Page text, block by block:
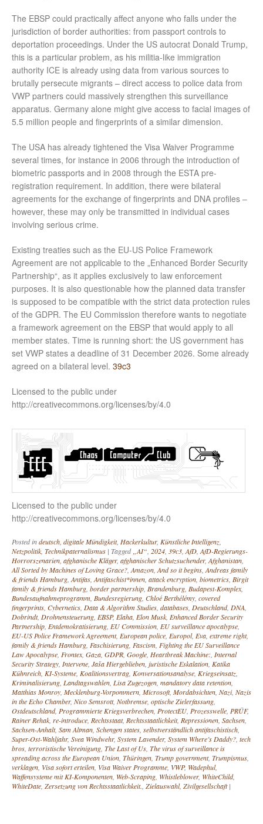
The EBSP could practically affect anyone who falls under the
jurisdiction of border authorities: from passport controls to
deportation proceedings. Under the US autocrat Donald Trump,
this is a particular problem, as his militia-like immigration
authority ICE is already using data from various sources to
brutally persecute migrants – direct access to police data from
VWP partners could massively strengthen this surveillance
apparatus. Germany alone might give access to facial images of
5.5 million people and fingerprints of a similar dimension.
The USA has already tightened the Visa Waiver Programme
several times, for instance in 2006 through the introduction of
biometric passports and in 2008 through the ESTA pre-
registration requirement. In addition, there were bilateral
agreements for the exchange of fingerprints and DNA profiles –
however, these may only be transmitted in individual cases
involving serious crime.
Existing treaties such as the EU-US Police Framework
Agreement are not applicable to the „Enhanced Border Security
Partnership“, as it applies exclusively to law enforcement
purposes. It is also questionable how the planned data transfer
is supposed to be compatible with the strict data protection rules
of the GDPR. The EU Commission therefore wants to negotiate
a framework agreement on the EBSP that would apply to all
member states. Time is running short: the US government has
set VWP states a deadline of 31 December 2026. Some already
agreed on a bilateral level. 39c3
Licensed to the public under
http://creativecommons.org/licenses/by/4.0
Licensed to the public under
http://creativecommons.org/licenses/by/4.0
Posted indeutsch digitale Mündigkeit, Hackerkultur, Künstliche Intelligenz
Netzpolitik Technikpaternalismus | Tagged „AI“ 2024 39c3 AfD AfD-Regierungs-
Horrorszenarien afghanische Kläger, afghanischer Schutzsuchender, Afghanistan
All Sorted by Machines of Loving Grace? Amazon And so it begins Andreas family
& friends Hamburg Antifas Antifaschist*innen attack encryption biometrics Birgit
family & friends Hamburg border partnership Brandenburg Budapest-Komplex,
Bundesaufnahmeprogramm Bundesregierung Chloé Berthélémy covered
fingerprints Cybernetics Data & Algorithm Studies databases Deutschland, DNA
Dobrindt, Drohnensteuerung EBSP, Elaha Elon Musk Enhanced Border Security
Partnership Entdemokratisierung EU Commission EU surveillance apocalypse
EU-US Police Framework Agreement, European police Europol, Eva extreme right,
family & friends Hamburg Faschisierung Fascism Fighting the EU Surveillance
Law Apocalypse Frontex, Gaza GDPR Google Heartbreak Machine: Internal
Security Strategy Intervene Jaša Hiergeblieben juristische Eskalation Katika
Kühnreich KI-Systeme Koalitionsvertrag Konversationsanalyse Kriegseinsatz
Kriminalisierung Landtagswahlen Lisa Zugezogen mandatory data retention
Matthias Monroy Mecklenburg-Vorpommern Microsoft, Mordabsichten Nazi, Nazis
in the Echo Chamber, Nico Semsrott, Notbremse optische Zielerfassung
Ostdeutschland, Programmierte Kriegsverbrechen ProtectEU Prozesswelle PRÜF,
Rainer Rehak re-introduce Rechtsstaat, Rechtsstaatlichkeit, Repressionen Sachsen
Sachsen-Anhalt, Sam Altman Schengen states selbstverständlich antifaschistisch
Super-Ost-Wahljahr, Svea Windwehr, System Lavender, System Where’s Daddy? tech
bros terroristische Vereinigung The Last of Us The virus of surveillance is
spreading across the European Union Thüringen Trump government, Trumpismus
verklagen Visa sofort erteilen Visa Waiver Programme VWP, Wadephul,
Waffensysteme mit KI-Komponenten Web-Scraping Whistleblower, WhiteChild,
WhiteDate Zersetzung von Rechtsstaatlichkeit. Zielauswahl, Zivilgesellschaft |